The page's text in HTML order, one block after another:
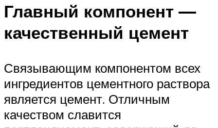
Главный компонент —
качественный цемент
Связывающим компонентом всех
ингредиентов цементного раствора
является цемент. Отличным
качеством славится